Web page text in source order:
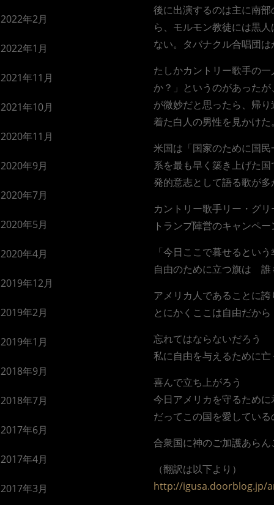
後に出演するのは主に南
ら、モルモン教徒には黒
ない。タバナクル合唱団
たしかカントリー歌手の
か？」というのがあった
が微妙だと思ったら、帰
着た白人の男性を見かけた
米国は「国家のために国
系を最も早く築き上げた
発的意志として語る歌が多
カントリー歌手リー・グ
トランプ陣営のキャンペ
「今日ここで暮せるとい
自由のために立つ旗は 誰
アメリカ人であることに
とにかくここは自由だから
忘れてはならないだろう
私に自由を与えるために
喜んで立ち上がろう
今日アメリカを守るため
だってこの国を愛してい
合衆国に神のご加護あらん
（翻訳は以下より）
http://igusa.doorblog.jp/
2022年2月
2022年1月
2021年11月
2021年10月
2020年11月
2020年9月
2020年7月
2020年5月
2020年4月
2019年12月
2019年2月
2019年1月
2018年9月
2018年7月
2017年6月
2017年4月
2017年3月